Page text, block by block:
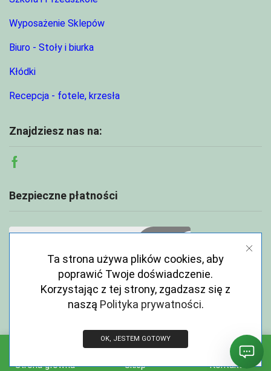
Wyposażenie Sklepów
Biuro - Stoły i biurka
Kłódki
Recepcja - fotele, krzesła
Znajdziesz nas na:
Facebook
Bezpieczne płatności
Strona główna Sklep Kontakt
Ta strona używa plików cookies, aby
poprawić Twoje doświadczenie.
Korzystając z tej strony, zgadzasz się z
naszą Polityka prywatności.
OK, JESTEM GOTOWY